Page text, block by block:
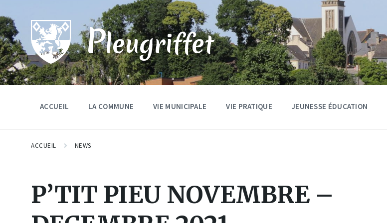
to
content
to
main
navigation
to
footer
Pleugriffet
ACCUEIL LA COMMUNE VIE MUNICIPALE VIE PRATIQUE JEUNESSE ÉDUCATION
ACCUEIL NEWS
P’TIT PIEU NOVEMBRE –